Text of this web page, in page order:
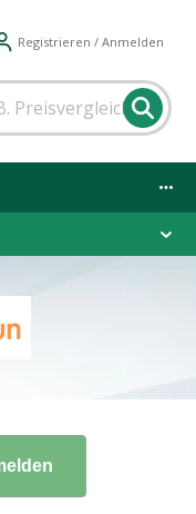
Registrieren / Anmelden